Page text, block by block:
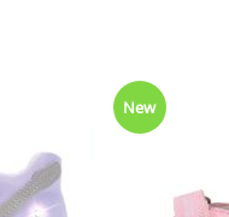
New